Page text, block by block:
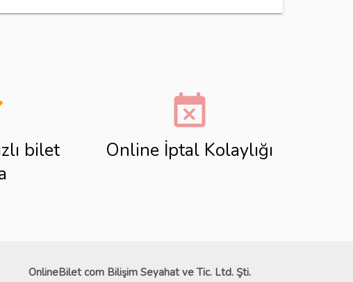
bilet
event_busy
Online İptal Kolaylığı
OnlineBilet com Bilişim Seyahat ve Tic. Ltd. Şti.